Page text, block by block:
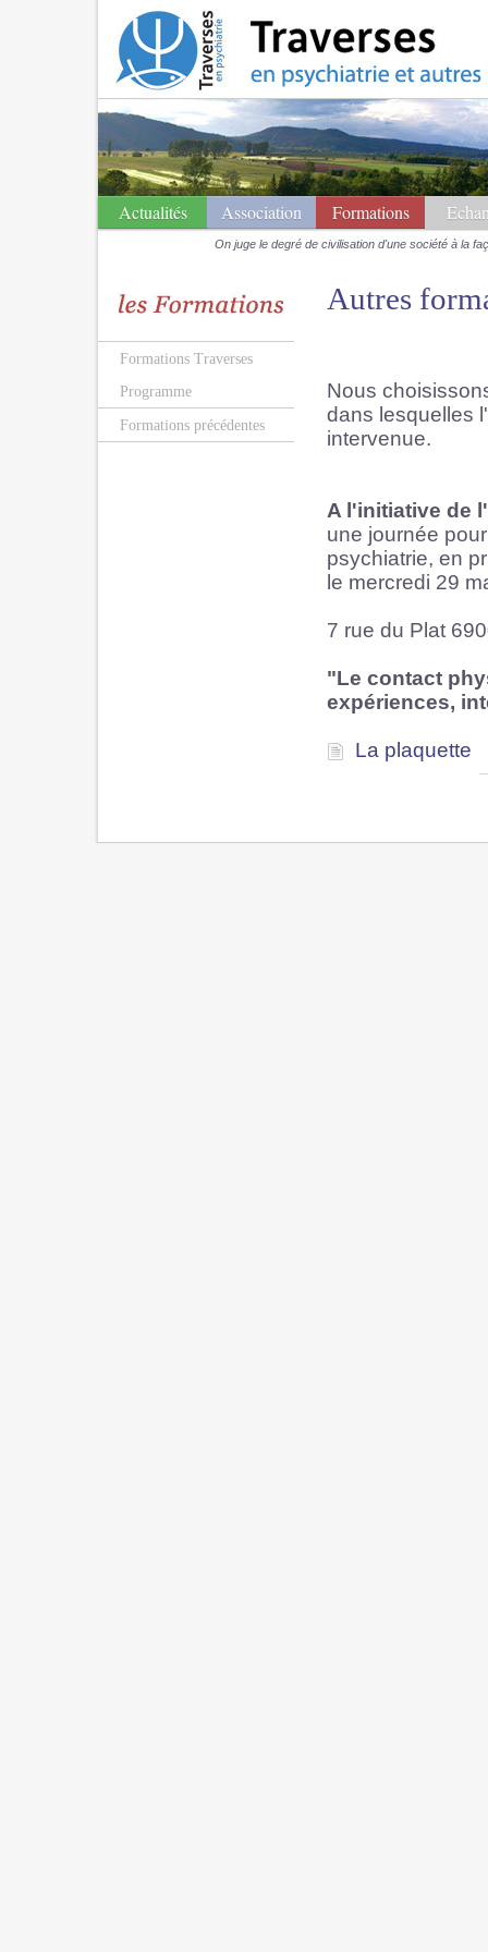
Actualités Association Formations
On juge le degré de civilisation d'une société à la
Formations Traverses
Programme
Formations précédentes
Autres
Nous
dans lesquelles
intervenue.
A l'initiative de
une journée
psychiatrie, en
le mercredi 29
7 rue du Plat
"Le contact
expériences,
La plaquette